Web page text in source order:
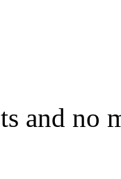
and no